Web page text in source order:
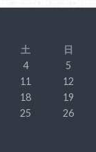
土
日
4
5
11
12
18
19
25
26